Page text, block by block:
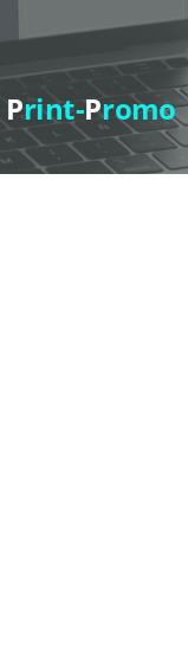
Print-Promo